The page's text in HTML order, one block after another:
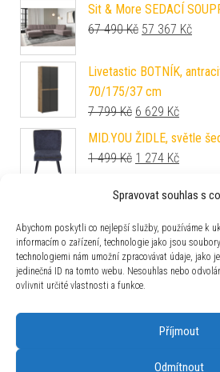
Spravovat souhlas s
Abychom poskytli co nejlepší služby, používáme k
informacím o zařízení, technologie jako jsou
technologiemi nám umožní zpracovávat údaje, jako
jedinečná ID na tomto webu. Nesouhlas nebo
ovlivnit určité vlastnosti a funkce.
Příjmout
Odmítnout
Sit & More SEDACÍ
67 490Kč Původní cena
57 367 Kč
Livetastic BOTNÍK,
70/175/37 cm
7 799Kč Původní cena
6 629 KčAktuální
MID.YOU ŽIDLE, světle
1 499Kč Původní cena
1 274 KčAktuální
Ambia Home ŽIDLE S
velur, béžová
5 499Kč Původní cena
4 069 Kč
ODKLÁDACÍ STOLEK,
2 999KčPůvodní cena
2 549